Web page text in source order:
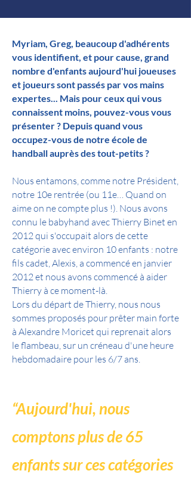
Myriam, Greg, beaucoup d'adhérents
vous identifient, et pour cause, grand
nombre d'enfants aujourd'hui joueuses
et joueurs sont passés par vos mains
expertes... Mais pour ceux qui vous
connaissent moins, pouvez-vous vous
présenter ? Depuis quand vous
occupez-vous de notre école de
handball auprès des tout-petits ?
Nous entamons, comme notre Président,
notre 10e rentrée (ou 11e… Quand on
aime on ne compte plus !). Nous avons
connu le babyhand avec Thierry Binet en
2012 qui s'occupait alors de cette
catégorie avec environ 10 enfants : notre
fils cadet, Alexis, a commencé en janvier
2012 et nous avons commencé à aider
Thierry à ce moment-là.
Lors du départ de Thierry, nous nous
sommes proposés pour prêter main forte
à Alexandre Moricet qui reprenait alors
le flambeau, sur un créneau d'une heure
hebdomadaire pour les 6/7 ans.
“Aujourd'hui, nous
comptons plus de 65
enfants sur ces catégories